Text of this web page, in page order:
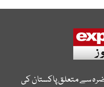
سے متعلق پاکستان کی